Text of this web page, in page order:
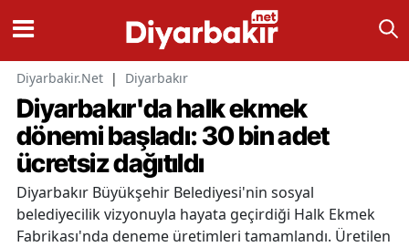
Diyarbakir.Net | Diyarbakır
Diyarbakır'da halk ekmek
dönemi başladı: 30 bin adet
ücretsiz dağıtıldı
Diyarbakır Büyükşehir Belediyesi'nin sosyal
belediyecilik vizyonuyla hayata geçirdiği Halk Ekmek
Fabrikası'nda deneme üretimleri tamamlandı. Üretilen